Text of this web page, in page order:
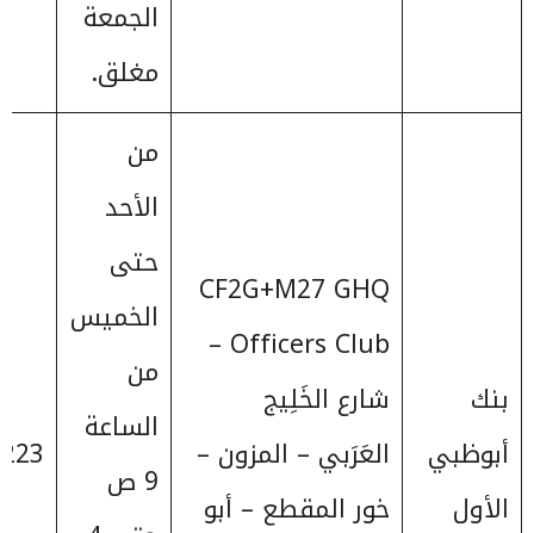
الجمعة
مغلق.
بنك
أبوظبي
الأول
CF2G+M27 GHQ
Officers Club –
شارع الخَلِيج
العَرَبي – المزون –
خور المقطع – أبو
من
الأحد
حتى
الخميس
من
الساعة
9 ص